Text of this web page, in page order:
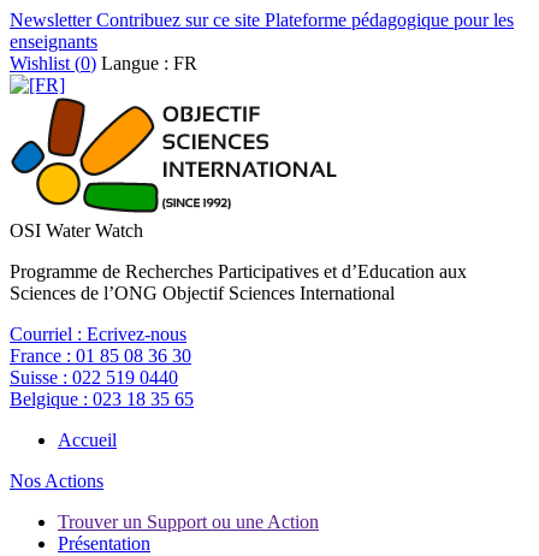
NewsletterContribuez sur ce site Plateforme pédagogique pour les
enseignants
Wishlist (0) Langue : FR
OSI Water Watch
Programme de Recherches Participatives et d’Education aux
Sciences de l’ONG Objectif Sciences International
Courriel : Ecrivez-nous
France : 01 85 08 36 30
Suisse : 022 519 0440
Belgique : 023 18 35 65
Accueil
Nos Actions
Trouver un Support ou une Action
Présentation